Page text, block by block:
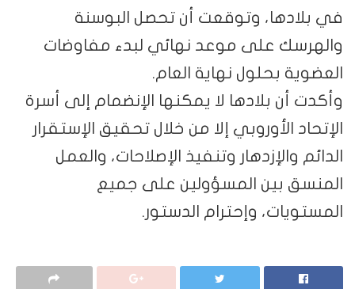
في بلادها، وتوقعت أن تحصل البوسنة
والهرسك على موعد نهائي لبدء مفاوضات
العضوية بحلول نهاية العام.
وأكدت أن بلادها لا يمكنها الإنضمام إلى أسرة
الإتحاد الأوروبي إلا من خلال تحقيق الإستقرار
الدائم والإزدهار وتنفيذ الإصلاحات، والعمل
المنسق بين المسؤولين على جميع
المستويات، وإحترام الدستور.